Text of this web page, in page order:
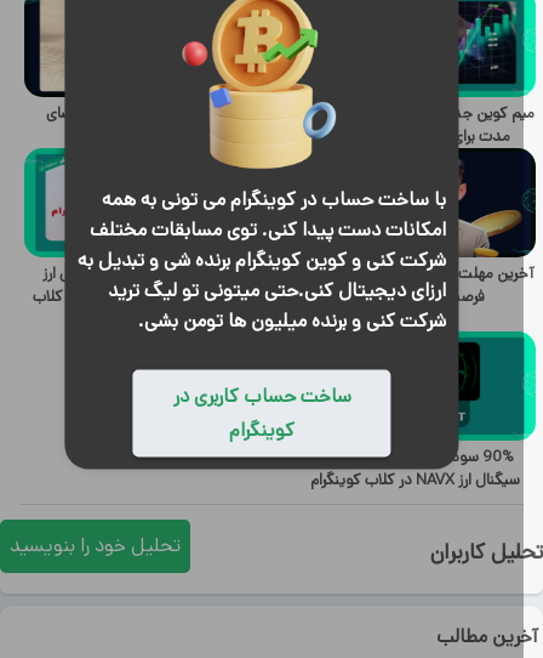
با ساخت حساب در کوینگرام می تونی به همه
امکانات دست پیدا کنی. توی مسابقات مختلف
شرکت کنی و کوین کوینگرام برنده شی و تبدیل به
ارزای دیجیتال کنی.حتی میتونی تو لیگ ترید
شرکت کنی و برنده میلیون ها تومن بشی.
ساخت حساب کاربری در
کوینگرام
مطالب
کوین جدید برای نوسان گیری کوتاه
مدت برای اعضای کلاب کوینگرام
نتیجه سیگنال ارز SEI برای اعضای
آخرین مهلت برداشت توکن‌های X امپایر؛
فرصت تا ۳۱ اکتبر ۲۰۲۴
پیشنهاد و بررسی جامع و تحلیل ارز
جدید برای سرمایه‌گذاری اعضای کلاب
کوینگرام
90% سود در کمتر از 2هفته برای
سیگنال ارز NAVX در کلاب کوینگرام
کاربران تحلیل خود را بنویسید